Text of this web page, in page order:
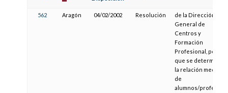
562 Aragón 04/02/2002 Resolución
de la Dirección
General de
Centros y
Formación
Profesional, por la
que se determina
la relación media
de
alumnos/profesor